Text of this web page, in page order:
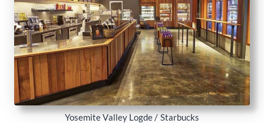
Yosemite Valley Logde / Starbucks